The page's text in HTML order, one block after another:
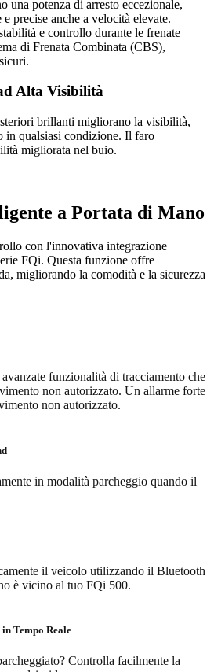
una potenza di arresto eccezionale,
precise anche a velocità elevate.
e controllo durante le frenate
di Frenata Combinata (CBS),
Alta Visibilità
brillanti migliorano la visibilità,
in qualsiasi condizione. Il faro
migliorata nel buio.
a Portata di Mano
con l'innovativa integrazione
FQi. Questa funzione offre
migliorando la comodità e la sicurezza
funzionalità di tracciamento che
non autorizzato. Un allarme forte
non autorizzato.
in modalità parcheggio quando il
il veicolo utilizzando il Bluetooth
è vicino al tuo FQi 500.
Tempo Reale
Controlla facilmente la